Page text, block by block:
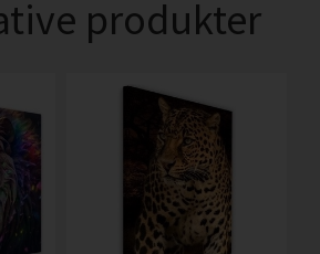
produkter